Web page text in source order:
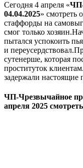
Сегодня 4 апреля «
04.04.2025» смотреть
стаффорды на
смог только
пытался успокоить
и
сутенерше, которая
проституток
задержали настоящие
ЧП-Чрезвычайное
апреля 2025